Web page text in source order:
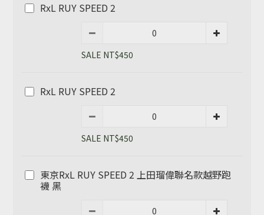
RxL RUY SPEED 2
SALE NT$450
RxL RUY SPEED 2
SALE NT$450
東京RxL RUY SPEED 2 上田瑠偉聯名款越野跑
襪 黑